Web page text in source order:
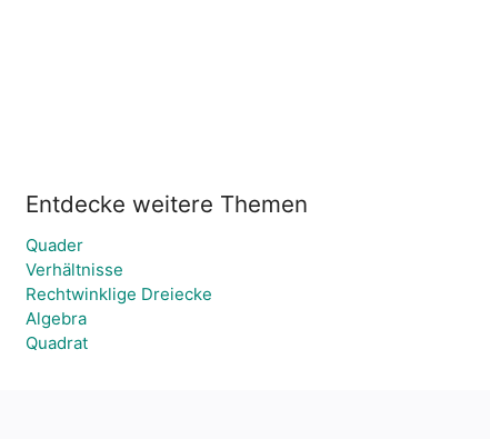
Entdecke weitere Themen
Quader
Verhältnisse
Rechtwinklige Dreiecke
Algebra
Quadrat